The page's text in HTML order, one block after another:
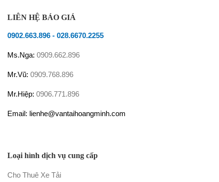
LIÊN HỆ BÁO GIÁ
0902.663.896 - 028.6670.2255
Ms.Nga: 0909.662.896
Mr.Vũ: 0909.768.896
Mr.Hiệp: 0906.771.896
Email: lienhe@vantaihoangminh.com
Loại hình dịch vụ cung cấp
Cho Thuê Xe Tải